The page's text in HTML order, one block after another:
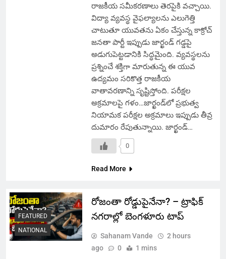
రాజకీయ సమీకరణాలు తెరపైకి వచ్చాయి.
విద్యా వ్యవస్థ వైఫల్యాలను ఎలుగెత్తి
చాటుతూ యువతను ఏకం చేస్తున్న కాక్రోచ్
జనతా పార్టీ ఇప్పుడు జార్ఖండ్ గడ్డపై
అడుగుపెట్టడానికి సిద్ధమైంది. వ్యవస్థలను
ప్రశ్నించే శక్తిగా మారుతున్న ఈ యువ
ఉద్యమం సరికొత్త రాజకీయ
వాతావరణాన్ని సృష్టిస్తోంది. పరీక్షల
అక్రమాలపై గళం…జార్ఖండ్‌లో ప్రభుత్వ
నియామక పరీక్షల అక్రమాలు ఇప్పుడు తీవ్ర
దుమారం రేపుతున్నాయి. జార్ఖండ్…
0
Read More
FEATURED
NATIONAL
రోజంతా రోడ్డుపైనేనా? – ట్రాఫిక్
నగరాల్లో బెంగళూరు టాప్
Sahanam Vande
2 hours
ago
0 1 mins